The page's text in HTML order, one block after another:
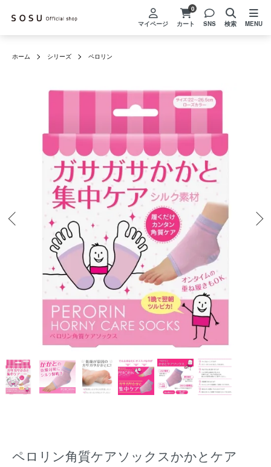
マイページ
0
カート
SNS 検索 MENU
ホーム シリーズ ペロリン
ペロリン角質ケアソックスかかとケア